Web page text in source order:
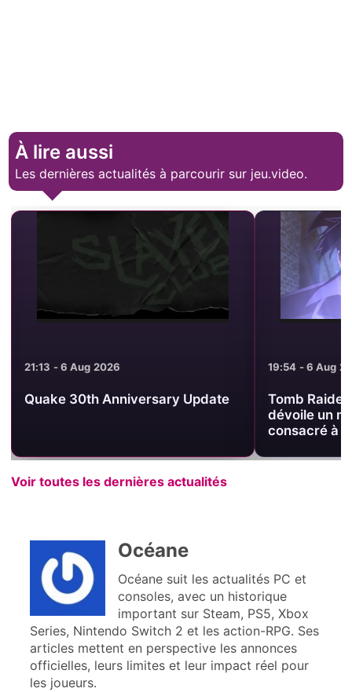
À lire aussi
Les dernières actualités à parcourir sur jeu.video.
21:13 - 6 Aug 2026
Quake 30th Anniversary Update
19:54 - 6 Aug
Tomb
dévoile un
consacré à
Voir toutes les dernières actualités
Océane
Océane suit les actualités PC et
consoles, avec un historique
important sur Steam, PS5, Xbox
Series, Nintendo Switch 2 et les action-RPG. Ses
articles mettent en perspective les annonces
officielles, leurs limites et leur impact réel pour
les joueurs.